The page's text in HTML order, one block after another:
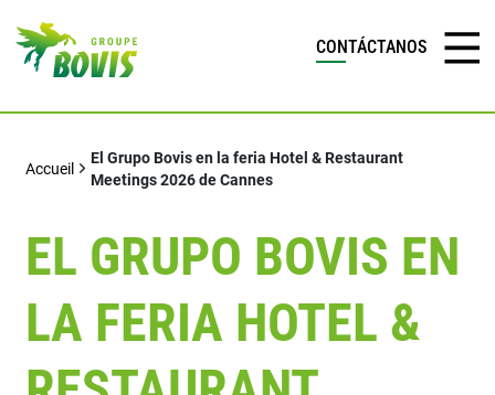
CONTÁCTANOS
Accueil
El Grupo Bovis en la feria Hotel & Restaurant
Meetings 2026 de Cannes
EL GRUPO BOVIS EN
LA FERIA HOTEL &